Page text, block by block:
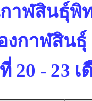
าฬสินธุ์พิ
องกาฬสิน
20 - 23